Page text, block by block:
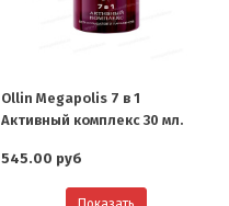
Ollin Megapolis 7 в 1
Активный комплекс 30 мл.
545.00 руб